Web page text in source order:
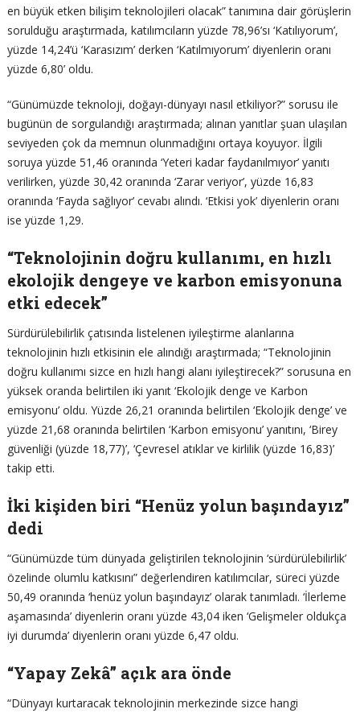
en büyük etken bilişim teknolojileri olacak” tanımına dair görüşlerin
sorulduğu araştırmada, katılımcıların yüzde 78,96’sı ‘Katılıyorum’,
yüzde 14,24’ü ‘Karasızım’ derken ‘Katılmıyorum’ diyenlerin oranı
yüzde 6,80’ oldu.
“Günümüzde teknoloji, doğayı-dünyayı nasıl etkiliyor?” sorusu ile
bugünün de sorgulandığı araştırmada; alınan yanıtlar şuan ulaşılan
seviyeden çok da memnun olunmadığını ortaya koyuyor. İlgili
soruya yüzde 51,46 oranında ‘Yeteri kadar faydanılmıyor’ yanıtı
verilirken, yüzde 30,42 oranında ‘Zarar veriyor’, yüzde 16,83
oranında ‘Fayda sağlıyor’ cevabı alındı. ‘Etkisi yok’ diyenlerin oranı
ise yüzde 1,29.
“Teknolojinin doğru kullanımı, en hızlı
ekolojik dengeye ve karbon emisyonuna
etki edecek”
Sürdürülebilirlik çatısında listelenen iyileştirme alanlarına
teknolojinin hızlı etkisinin ele alındığı araştırmada; “Teknolojinin
doğru kullanımı sizce en hızlı hangi alanı iyileştirecek?” sorusuna en
yüksek oranda belirtilen iki yanıt ‘Ekolojik denge ve Karbon
emisyonu’ oldu. Yüzde 26,21 oranında belirtilen ‘Ekolojik denge’ ve
yüzde 21,68 oranında belirtilen ‘Karbon emisyonu’ yanıtını, ‘Birey
güvenliği (yüzde 18,77)’, ‘Çevresel atıklar ve kirlilik (yüzde 16,83)’
takip etti.
İki kişiden biri “Henüz yolun başındayız”
dedi
“Günümüzde tüm dünyada geliştirilen teknolojinin ‘sürdürülebilirlik’
özelinde olumlu katkısını” değerlendiren katılımcılar, süreci yüzde
50,49 oranında ‘henüz yolun başındayız’ olarak tanımladı. ‘İlerleme
aşamasında’ diyenlerin oranı yüzde 43,04 iken ‘Gelişmeler oldukça
iyi durumda’ diyenlerin oranı yüzde 6,47 oldu.
“Yapay Zekâ” açık ara önde
“Dünyayı kurtaracak teknolojinin merkezinde sizce hangi